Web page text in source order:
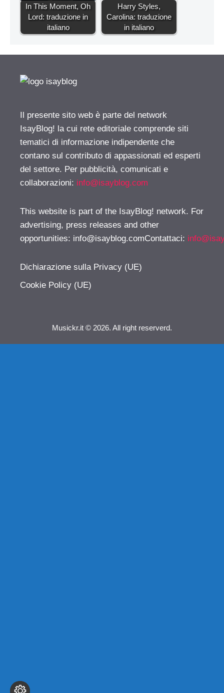
In This Moment, Oh
Lord: traduzione in
italiano
Harry Styles,
Carolina: traduzione
in italiano
Il presente sito web è parte del network
IsayBlog! la cui rete editoriale comprende siti
tematici di informazione indipendente che
contano sul contributo di appassionati ed esperti
del settore. Per pubblicità, comunicati e
collaborazioni: info@isayblog.com
This website is part of the IsayBlog! network. For
advertising, press releases and other
opportunities: info@isayblog.comContattaci:
Dichiarazione sulla Privacy (UE)
Cookie Policy (UE)
Musickr.it © 2026. All right reserverd.